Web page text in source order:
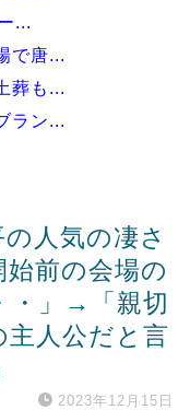
...
で唐...
葬も...
ラン...
人気の凄さ
前の会場の
・」→「親切
主人公だと言
2023年12月15日